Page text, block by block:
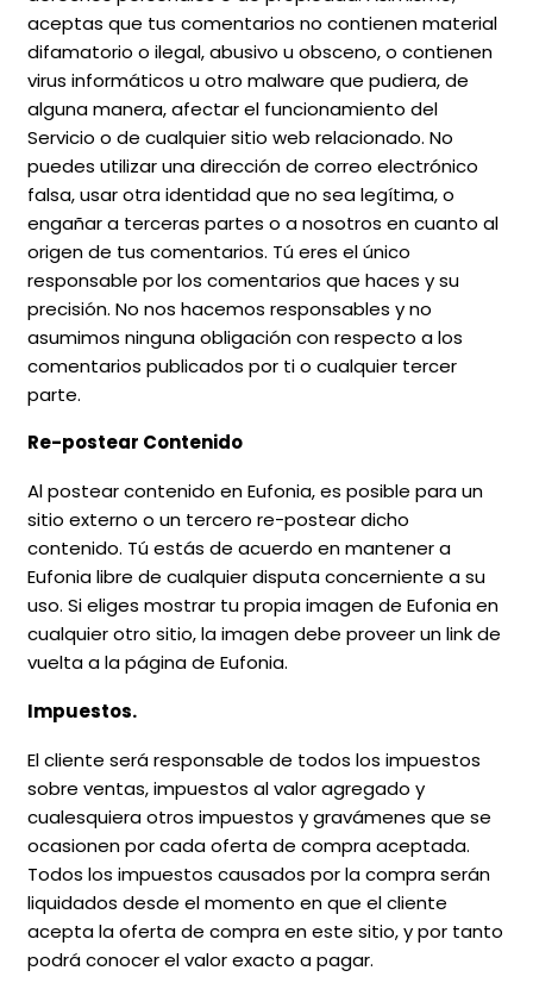
aceptas que tus comentarios no contienen material
difamatorio o ilegal, abusivo u obsceno, o contienen
virus informáticos u otro malware que pudiera, de
alguna manera, afectar el funcionamiento del
Servicio o de cualquier sitio web relacionado. No
puedes utilizar una dirección de correo electrónico
falsa, usar otra identidad que no sea legítima, o
engañar a terceras partes o a nosotros en cuanto al
origen de tus comentarios. Tú eres el único
responsable por los comentarios que haces y su
precisión. No nos hacemos responsables y no
asumimos ninguna obligación con respecto a los
comentarios publicados por ti o cualquier tercer
parte.
Re-postear Contenido
Al postear contenido en Eufonia, es posible para un
sitio externo o un tercero re-postear dicho
contenido. Tú estás de acuerdo en mantener a
Eufonia libre de cualquier disputa concerniente a su
uso. Si eliges mostrar tu propia imagen de Eufonia en
cualquier otro sitio, la imagen debe proveer un link de
vuelta a la página de Eufonia.
Impuestos.
El cliente será responsable de todos los impuestos
sobre ventas, impuestos al valor agregado y
cualesquiera otros impuestos y gravámenes que se
ocasionen por cada oferta de compra aceptada.
Todos los impuestos causados por la compra serán
liquidados desde el momento en que el cliente
acepta la oferta de compra en este sitio, y por tanto
podrá conocer el valor exacto a pagar.